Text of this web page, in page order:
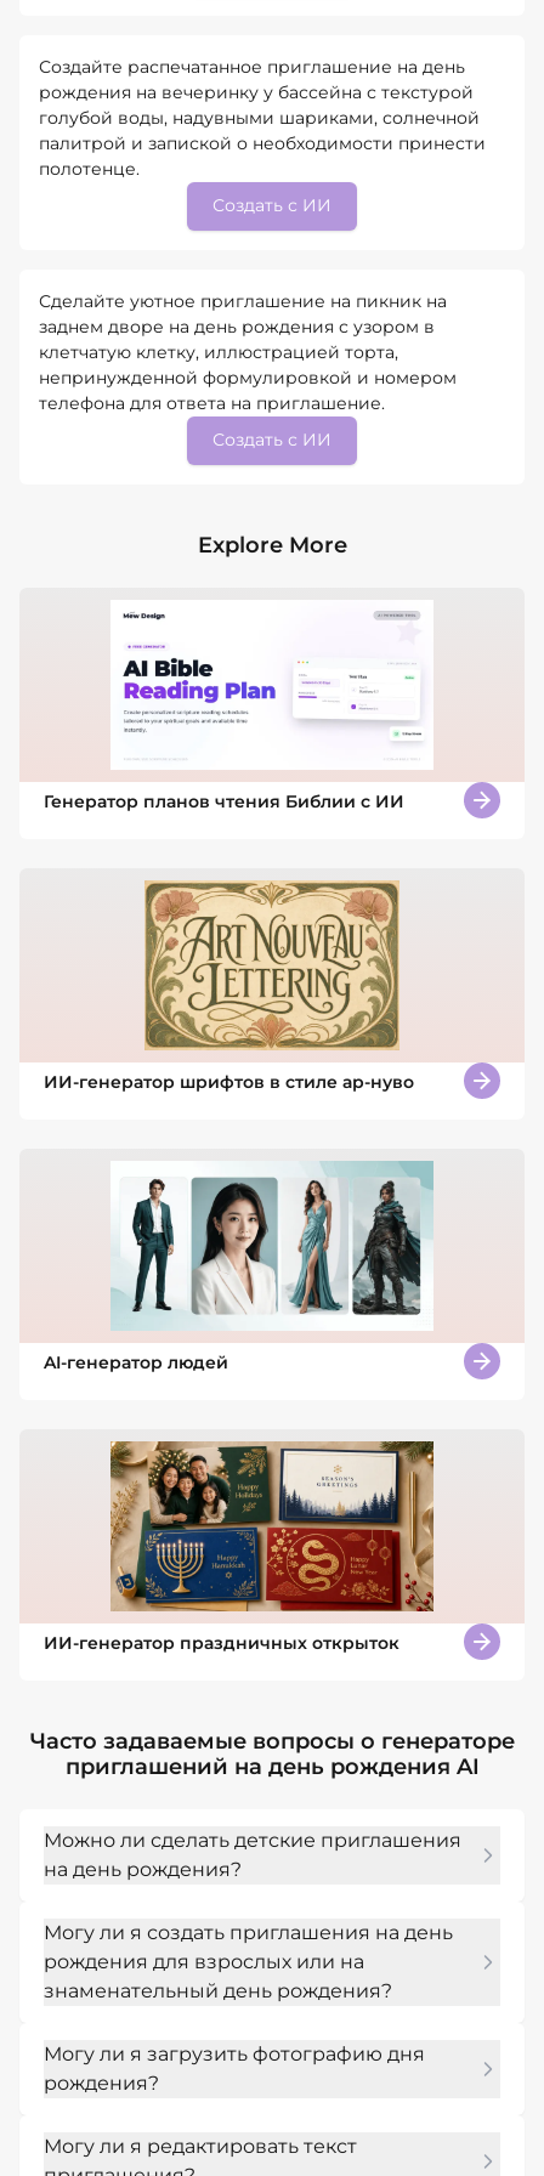
Создайте распечатанное приглашение на день
рождения на вечеринку у бассейна с текстурой
голубой воды, надувными шариками, солнечной
палитрой и запиской о необходимости принести
полотенце.
Создать с ИИ
Сделайте уютное приглашение на пикник на
заднем дворе на день рождения с узором в
клетчатую клетку, иллюстрацией торта,
непринужденной формулировкой и номером
телефона для ответа на приглашение.
Создать с ИИ
Explore More
Генератор планов чтения Библии с ИИ
ИИ-генератор шрифтов в стиле ар-нуво
AI-генератор людей
ИИ-генератор праздничных открыток
Часто задаваемые вопросы о генераторе
приглашений на день рождения AI
Можно ли сделать детские приглашения
на день рождения?
детали вечеринки, а затем попросите
игривое приглашение в печатном или
цифровом формате.
Могу ли я создать приглашения на день
рождения для взрослых или на
знаменательный день рождения?
ретро, ​​элегантный или знаковый стиль дня
рождения с читаемой датой и деталями
Могу ли я загрузить фотографию дня
рождения?
попросите Mew Design создать
Могу ли я редактировать текст